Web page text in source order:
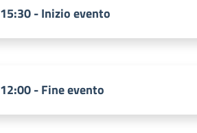
15:30 - Inizio evento
12:00 - Fine evento